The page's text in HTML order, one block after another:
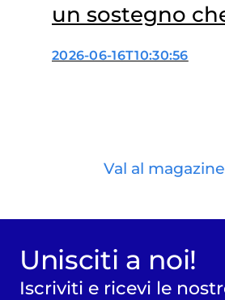
un sostegno
tempo
2026-06-16T10:30:56
Val al magazine
Unisciti a noi!
Iscriviti e ricevi le